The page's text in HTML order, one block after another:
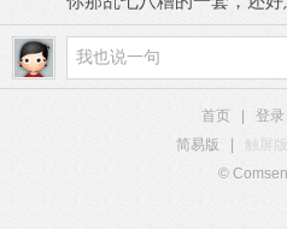
首页 登录
简易版
触屏版
©